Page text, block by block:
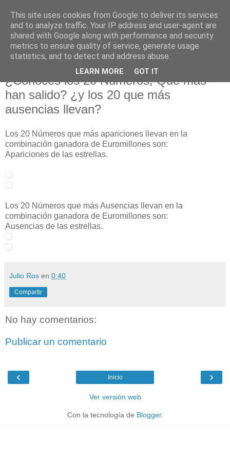
sábado, 15 de enero de 2011
Euromillones, Curiosidades Estadísticas
¿Conoces los 20 Números, Que más
han salido? ¿y los 20 que más
ausencias llevan?
Los 20 Números que más apariciones llevan en la
combinación ganadora de Euromillones son:
Apariciones de las estrellas.
Los 20 Números que más Ausencias llevan en la
combinación ganadora de Euromillones son:
Ausencias de las estrellas.
Julio Ros en 0:40
Compartir
No hay comentarios:
Publicar un comentario
‹ ›
Inicio
Ver versión web
Con la tecnología de Blogger.
This site uses cookies from Google to deliver its services
and to analyze traffic. Your IP address and user-agent are
shared with Google along with performance and security
metrics to ensure quality of service, generate usage
statistics, and to detect and address abuse.
LEARN MORE GOT IT